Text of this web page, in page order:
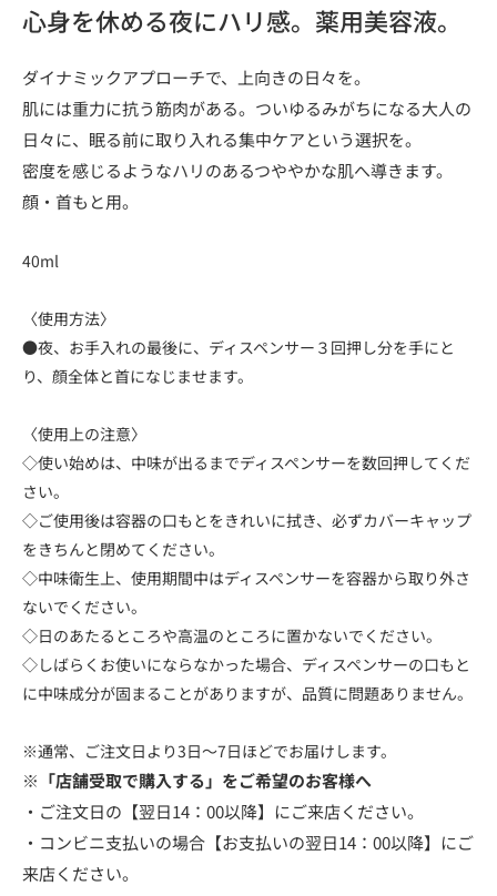
心身を休める夜にハリ感。薬用美容液。
ダイナミックアプローチで、上向きの日々を。
肌には重力に抗う筋肉がある。ついゆるみがちになる大人の
日々に、眠る前に取り入れる集中ケアという選択を。
密度を感じるようなハリのあるつややかな肌へ導きます。
顔・首もと用。
40ml
〈使用方法〉
●夜、お手入れの最後に、ディスペンサー３回押し分を手にと
り、顔全体と首になじませます。
〈使用上の注意〉
◇使い始めは、中味が出るまでディスペンサーを数回押してくだ
さい。
◇ご使用後は容器の口もとをきれいに拭き、必ずカバーキャップ
をきちんと閉めてください。
◇中味衛生上、使用期間中はディスペンサーを容器から取り外さ
ないでください。
◇日のあたるところや高温のところに置かないでください。
◇しばらくお使いにならなかった場合、ディスペンサーの口もと
に中味成分が固まることがありますが、品質に問題ありません。
※通常、ご注文日より3日～7日ほどでお届けします。
※「店舗受取で購入する」をご希望のお客様へ
・ご注文日の【翌日14：00以降】にご来店ください。
・コンビニ支払いの場合【お支払いの翌日14：00以降】にご
来店ください。